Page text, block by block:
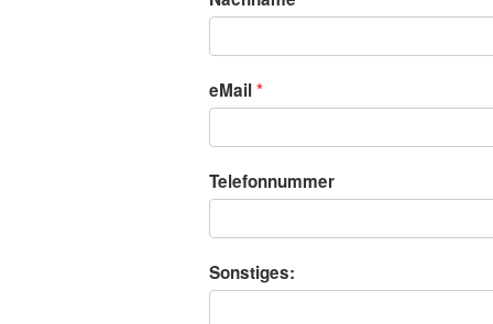
eMail
Telefonnummer
Sonstiges: